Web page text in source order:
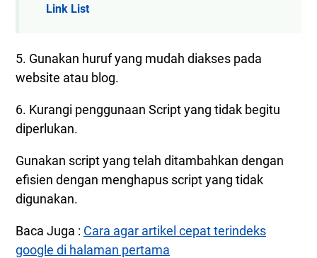
Link List
5. Gunakan huruf yang mudah diakses pada
website atau blog.
6. Kurangi penggunaan Script yang tidak begitu
diperlukan.
Gunakan script yang telah ditambahkan dengan
efisien dengan menghapus script yang tidak
digunakan.
Baca Juga : Cara agar artikel cepat terindeks
google di halaman pertama